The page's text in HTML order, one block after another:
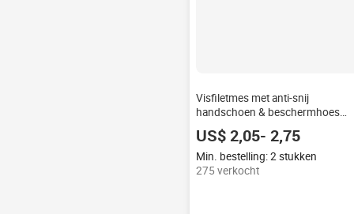
Visfiletmes met anti-snij
handschoen & beschermhoes
voor het ontbenen & fileteren van
zoetwater- & zoutwatervis
US$ 2,05- 2,75
Min. bestelling: 2 stukken
275 verkocht